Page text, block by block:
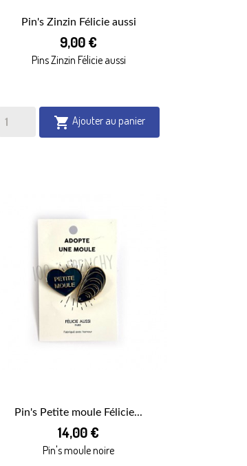
APERÇU RAPIDE
Pin's Zinzin Félicie aussi
9,00 €
Pins Zinzin Félicie aussi
 Ajouter au panier
APERÇU RAPIDE
Pin's Petite moule Félicie...
14,00 €
Pin's moule noire